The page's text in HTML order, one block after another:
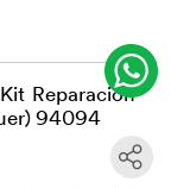
Reparacion
94094